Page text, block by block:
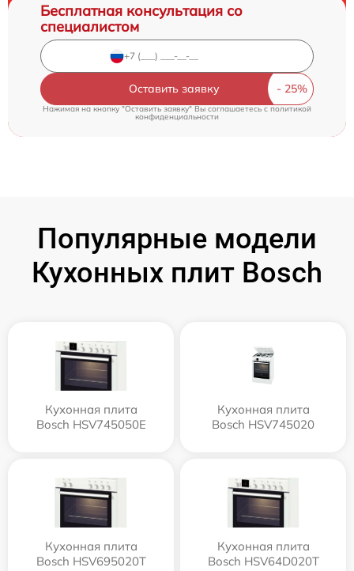
Бесплатная консультация со
специалистом
Оставить заявку
Нажимая на кнопку "Оставить заявку" Вы соглашаетесь cполитикой
конфиденциальности
Популярные модели
Кухонных плит Bosch
Кухонная плита
Bosch HSV745050E
Кухонная плита
Bosch HSV745020
Кухонная плита
Bosch HSV695020T
Кухонная плита
Bosch HSV64D020T